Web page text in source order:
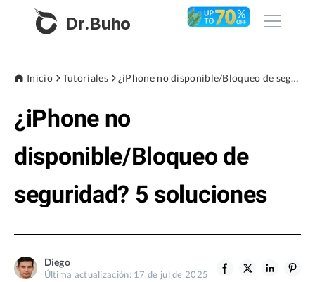
Dr.Buho
Productos
BuhoCleaner
BuhoUnlocker
BuhoRepair
BuhoLaunchpad
Tienda
Blog
Inicio Tutoriales ¿iPhone no disponible/Bloqueo de seguridad? 5 soluciones
¿iPhone no
disponible/Bloqueo de
seguridad? 5 soluciones
Diego
Última actualización: 17 de jul de 2025